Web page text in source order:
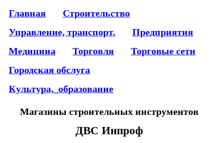
Главная
Строительство
Управление, транспорт.
Предприятия
Медицина
Торговля
Торговые сети
Городская обслуга
Культура,_образование
Магазины строительных инструментов
ДВС Инпроф